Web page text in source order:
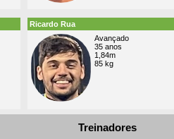
Ricardo Rua
Avançado
35 anos
1,84m
85 kg
Treinadores